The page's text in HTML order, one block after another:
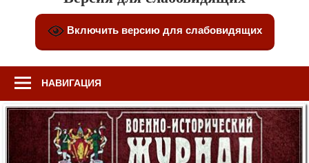
Включить версию для слабовидящих
НАВИГАЦИЯ